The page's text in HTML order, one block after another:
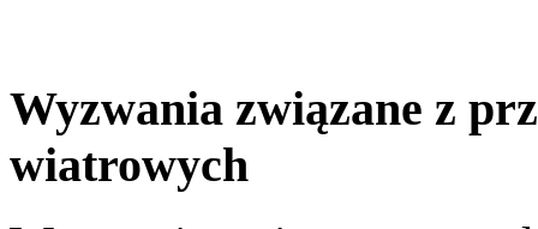
Wyzwania związane z
wiatrowych